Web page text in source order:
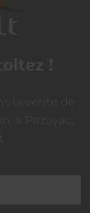
!
la vente de
à Pazayac,